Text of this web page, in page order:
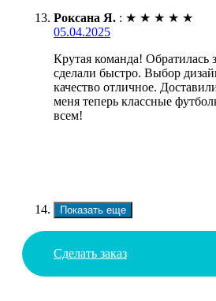
Роксана Я. : ★ ★ ★ ★ ★
05.04.2025
Крутая команда! Обратилась
сделали быстро. Выбор
качество отличное.
меня теперь классные
всем!
Показать еще
Сделать заказ